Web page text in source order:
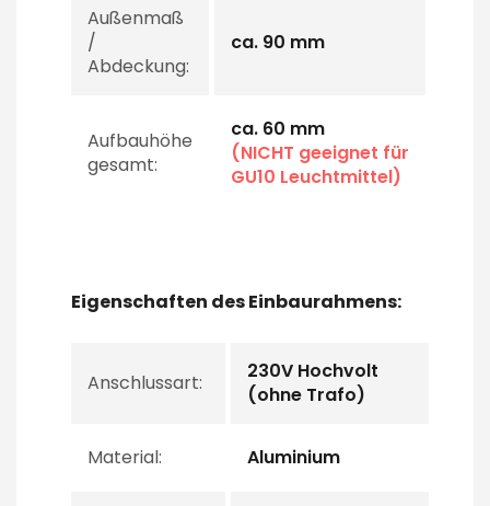
Außenmaß
/
Abdeckung:
ca. 90 mm
Aufbauhöhe
gesamt:
ca. 60 mm
(NICHT geeignet für
GU10 Leuchtmittel)
Eigenschaften des Einbaurahmens:
Anschlussart:
230V Hochvolt
(ohne Trafo)
Material: Aluminium